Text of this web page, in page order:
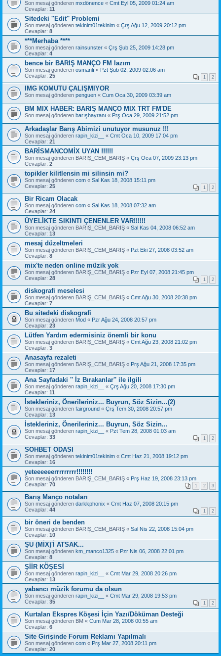
Son mesaj gönderen mxdönence « Cmt Eyl 05, 2009 01:24 am
Cevaplar: 11
Sitedeki ''Edit'' Problemi
Son mesaj gönderen tekinim01tekinim « Çrş Ağu 12, 2009 20:12 pm
Cevaplar: 8
***Merhaba ****
Son mesaj gönderen rainsunster « Çrş Şub 25, 2009 14:28 pm
Cevaplar: 4
bence bir BARIŞ MANÇO FM lazım
Son mesaj gönderen osmanlı « Pzt Şub 02, 2009 02:06 am
Cevaplar: 25 1 2
IMG KOMUTU ÇALIŞMIYOR
Son mesaj gönderen penguen « Cum Oca 30, 2009 03:39 am
BM MIX HABER: BARIŞ MANÇO MIX TRT FM'DE
Son mesaj gönderen barışhayranı « Prş Oca 29, 2009 21:52 pm
Arkadaşlar Barış Abimizi unutuyor musunuz !!!
Son mesaj gönderen rapin_kizi__ « Cmt Oca 10, 2009 17:04 pm
Cevaplar: 21
BARİSMANCOMİX UYAN !!!!!!
Son mesaj gönderen BARIŞ_CEM_BARIŞ « Çrş Oca 07, 2009 23:13 pm
Cevaplar: 2
topikler kilitlensin mi silinsin mi?
Son mesaj gönderen com « Sal Kas 18, 2008 15:11 pm
Cevaplar: 25 1 2
Bir Ricam Olacak
Son mesaj gönderen com « Sal Kas 18, 2008 07:32 am
Cevaplar: 24
ÜYELİKTE SIKINTI ÇENENLER VAR!!!!!!
Son mesaj gönderen BARIŞ_CEM_BARIŞ « Sal Kas 04, 2008 06:52 am
Cevaplar: 13
mesaj düzeltmeleri
Son mesaj gönderen BARIŞ_CEM_BARIŞ « Pzt Eki 27, 2008 03:52 am
Cevaplar: 8
mix'te neden online müzik yok
Son mesaj gönderen BARIŞ_CEM_BARIŞ « Pzr Eyl 07, 2008 21:45 pm
Cevaplar: 28 1 2
diskografi meselesi
Son mesaj gönderen BARIŞ_CEM_BARIŞ « Cmt Ağu 30, 2008 20:38 pm
Cevaplar: 7
Bu sitedeki diskografi
Son mesaj gönderen Mod « Pzr Ağu 24, 2008 20:57 pm
Cevaplar: 23
Lütfen Yardım edermisiniz önemli bir konu
Son mesaj gönderen BARIŞ_CEM_BARIŞ « Cmt Ağu 23, 2008 21:02 pm
Cevaplar: 3
Anasayfa rezaleti
Son mesaj gönderen BARIŞ_CEM_BARIŞ « Prş Ağu 21, 2008 17:35 pm
Cevaplar: 17
Ana Sayfadaki '' İz Bırakanlar'' ile ilgili
Son mesaj gönderen rapin_kizi__ « Çrş Ağu 20, 2008 17:30 pm
Cevaplar: 11
İstekleriniz, Önerileriniz... Buyrun, Söz Sizin...(2)
Son mesaj gönderen fairground « Çrş Tem 30, 2008 20:57 pm
Cevaplar: 13
İstekleriniz, Önerileriniz... Buyrun, Söz Sizin...
Son mesaj gönderen rapin_kizi__ « Pzt Tem 28, 2008 01:03 am
Cevaplar: 33 1 2
SOHBET ODASI
Son mesaj gönderen tekinim01tekinim « Cmt Haz 21, 2008 19:12 pm
Cevaplar: 16
yeteeeeeerrrrrrrrr!!!!!!!!
Son mesaj gönderen BARIŞ_CEM_BARIŞ « Prş Haz 19, 2008 23:13 pm
Cevaplar: 70 1 2 3
Barış Manço notaları
Son mesaj gönderen darkkphonix « Cmt Haz 07, 2008 20:15 pm
Cevaplar: 44 1 2
bir öneri de benden
Son mesaj gönderen BARIŞ_CEM_BARIŞ « Sal Nis 22, 2008 15:04 pm
Cevaplar: 10
ŞU (MİX)'İ ATSAK...
Son mesaj gönderen km_manco1325 « Pzr Nis 06, 2008 22:01 pm
Cevaplar: 8
ŞİİR KÖŞESİ
Son mesaj gönderen rapin_kizi__ « Cmt Mar 29, 2008 20:26 pm
Cevaplar: 13
yabancı müzik forumu da olsun
Son mesaj gönderen rapin_kizi__ « Cmt Mar 29, 2008 19:53 pm
Cevaplar: 35 1 2
Kurtalan Ekspres Köşesi İçin Yazı/Döküman Desteği
Son mesaj gönderen BM « Cum Mar 28, 2008 00:55 am
Cevaplar: 6
Site Girişinde Forum Reklamı Yapılmalı
Son mesaj gönderen com « Prş Mar 27, 2008 20:11 pm
Cevaplar: 20